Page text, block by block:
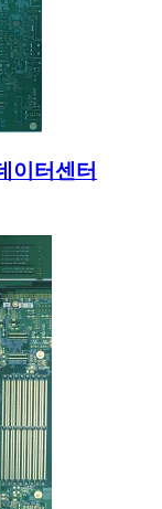
이터센터